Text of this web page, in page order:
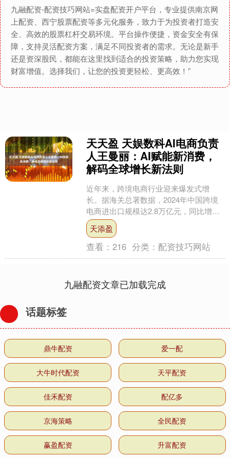
九融配资-配资技巧网站=实盘配资开户平台，专业提供南京网
上配资、西宁股票配资等多元化服务，致力于为投资者打造安
全、高效的股票杠杆交易环境。平台操作便捷，资金安全有保
障，支持灵活配资方案，满足不同投资者的需求。无论是新手
还是资深股民，都能在这里找到适合的投资策略，助力您实现
财富增值。选择我们，让您的投资更轻松、更高效！”
天天盈 天娱数科AI电商负责
人王曼丽：AI赋能新消费，
解码全球增长新法则
近年来，跨境电商行业迎来爆发式增
长。据海关总署数据，2024年中国跨境
电商进出口规模达2.8万亿元，同比增长
15.6%。与此同时，AI技术的快速发展正
在重塑行业....
天添盈
查看：216 分类： 配资技巧网站
九融配资文章已加载完成
话题标签
鼎牛配资 爱一配
大牛时代配资 天平配资
佳禾配资 配亿多
京海策略 全民配资
赢盈配资 升富配资